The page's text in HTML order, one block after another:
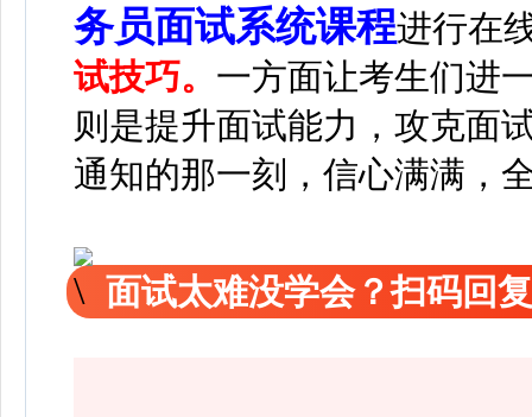
务员面试系统课程进行在
试技巧。 一方面让考生们进
则是提升面试能力，攻克面
通知的那一刻，信心满满，
面试太难没学会？扫码回